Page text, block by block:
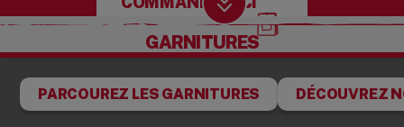
Scroll Down
GARNITURES
PARCOUREZ LES GARNITURES DÉCOUVREZ